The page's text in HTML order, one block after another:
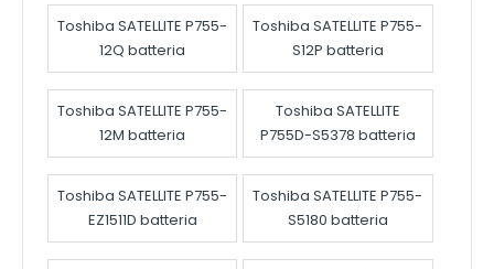
Toshiba SATELLITE P755-
12Q batteria
Toshiba SATELLITE P755-
S12P batteria
Toshiba SATELLITE P755-
12M batteria
Toshiba SATELLITE
P755D-S5378 batteria
Toshiba SATELLITE P755-
EZ1511D batteria
Toshiba SATELLITE P755-
S5180 batteria